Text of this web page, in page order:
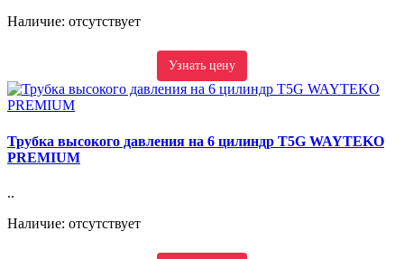
Наличие: отсутствует
Узнать цену
Трубка высокого давления на 6 цилиндр T5G WAYTEKO
PREMIUM
..
Наличие: отсутствует